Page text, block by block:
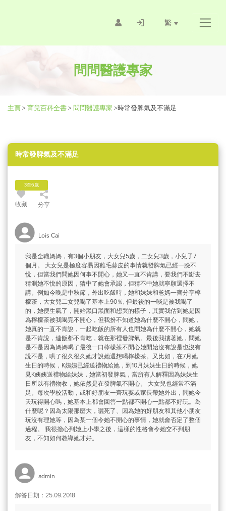
繁
問問醫護專家
主頁> 育兒百科全書> 問問醫護專家 >時常發脾氣及不滿足
時常發脾氣及不滿足
3至6歲
收藏 分享
Lois Cai
我是全職媽媽，有3個小朋友，大女兒5歲，二女兒3歲，小兒子7
個月。 大女兒是極度容易因雞毛蒜皮的事情就發脾氣已經一臉不
悅，但當我們問她因何事不開心，她又一直不肯講，要我們不斷去
猜測她不悅的原因，猜中了她會承認，但猜不中她就寧願選擇不
講。例如今晚是中秋節，外出吃飯時，她和妹妹和爸媽一齊分享檸
檬茶，大女兒二女兒喝了基本上90％, 但最後的一啖是被我喝了
的，她便生氣了，開始黑口黑面和想哭的樣子，其實我估到她是因
為檸檬茶被我喝完不開心，但我扮不知道她為什麼不開心，問她，
她真的一直不肯說，一起吃飯的所有人也問她為什麼不開心，她就
是不肯說，連飯都不肯吃，就在那裡發脾氣。最後我摟著她，問她
是不是因為媽媽喝了最後一口檸檬茶不開心她開始沒有說是也沒有
說不是，哄了很久很久她才說她還想喝檸檬茶。又比如，在7月她
生日的時候，K姨姨已經送禮物給她，到10月妹妹生日的時候，她
見K姨姨送禮物給妹妹，她當初發脾氣，當所有人解釋因為妹妹生
日所以有禮物收，她依然是在發脾氣不開心。 大女兒也經常不滿
足。每次學校活動，或和好朋友一齊玩耍或家長帶她外出，問她今
天玩得開心嗎，她基本上都會回答一點都不開心一點都不好玩。為
什麼呢？因為太陽那麼大，曬死了、因為她的好朋友和其他小朋友
玩沒有理她等，因為某一個令她不開心的事情，她就會否定了整個
過程。 我很擔心到她上小學之後，這樣的性格會令她交不到朋
友，不知如何教導她才好。
admin
解答日期：25.09.2018